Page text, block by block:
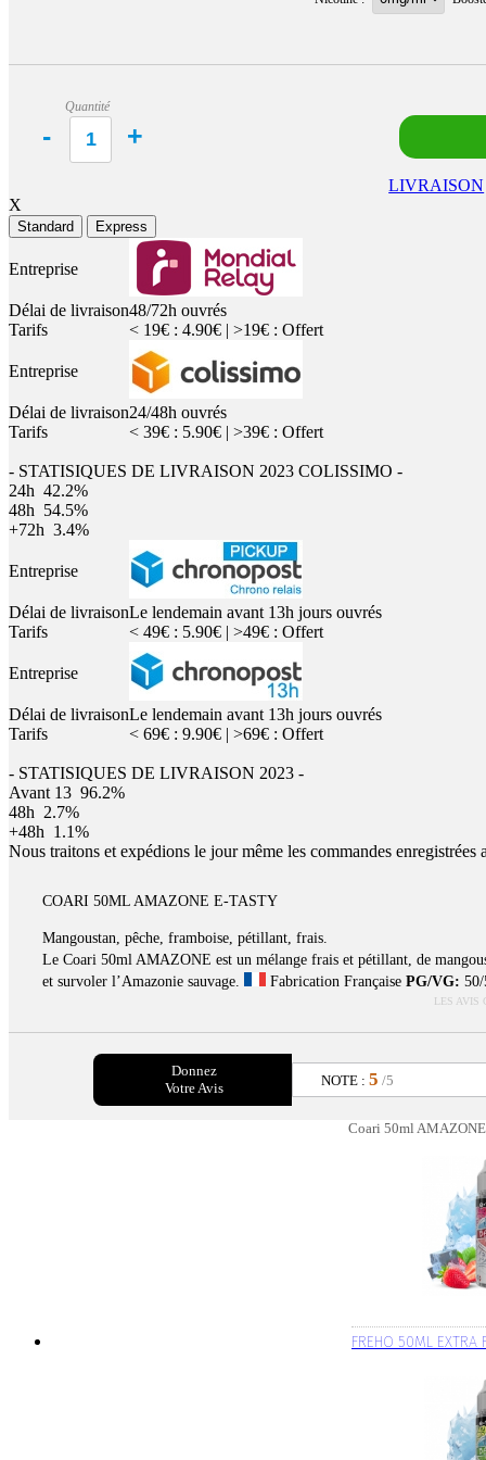
Quantité
LIVRAISON
X
Standard Express
Entreprise
Délai de livraison48/72h ouvrés
Tarifs
< 19€ : 4.90€ | >19€ : Offert
Entreprise
Délai de livraison24/48h ouvrés
Tarifs
< 39€ : 5.90€ | >39€ : Offert
- STATISIQUES DE LIVRAISON 2023 COLISSIMO -
24h 42.2%
48h 54.5%
+72h 3.4%
Entreprise
Délai de livraisonLe lendemain avant 13h jours ouvrés
Tarifs
< 49€ : 5.90€ | >49€ : Offert
Entreprise
Délai de livraisonLe lendemain avant 13h jours ouvrés
Tarifs
< 69€ : 9.90€ | >69€ : Offert
- STATISIQUES DE LIVRAISON 2023 -
Avant 13 96.2%
48h 2.7%
+48h 1.1%
Nous traitons et expédions le jour même les commandes
COARI 50ML AMAZONE E-TASTY
Mangoustan, pêche, framboise, pétillant, frais.
Le Coari 50ml AMAZONE est un mélange frais et pétillant, de
et survoler l’Amazonie sauvage.
Fabrication FrançaisePG/VG:
LES AVIS
Donnez
Votre Avis
NOTE : 5 /5
Coari 50ml
FREHO 50ML